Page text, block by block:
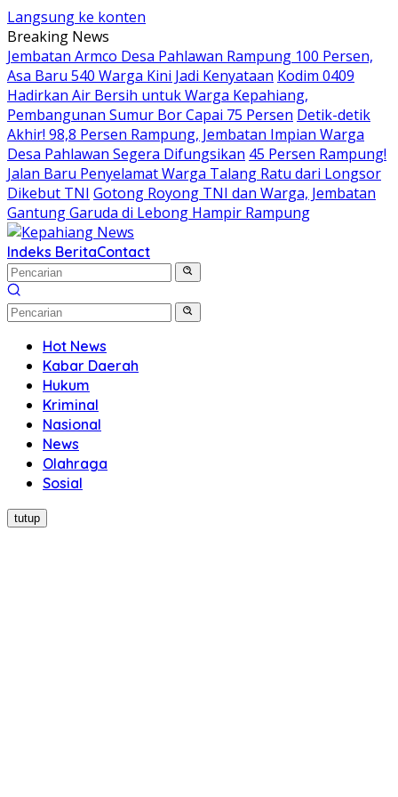
Langsung ke konten
Breaking News
Jembatan Armco Desa Pahlawan Rampung 100 Persen,
Asa Baru 540 Warga Kini Jadi Kenyataan Kodim 0409
Hadirkan Air Bersih untuk Warga Kepahiang,
Pembangunan Sumur Bor Capai 75 Persen Detik-detik
Akhir! 98,8 Persen Rampung, Jembatan Impian Warga
Desa Pahlawan Segera Difungsikan 45 Persen Rampung!
Jalan Baru Penyelamat Warga Talang Ratu dari Longsor
Dikebut TNI Gotong Royong TNI dan Warga, Jembatan
Gantung Garuda di Lebong Hampir Rampung
Indeks BeritaContact
Hot News
Kabar Daerah
Hukum
Kriminal
Nasional
News
Olahraga
Sosial
tutup